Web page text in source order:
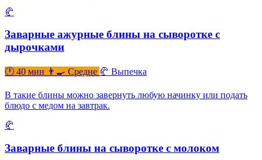
🥐
Заварные ажурные блины на сыворотке с
дырочками
🕐 40 мин 👨‍🍳 Средне 🥐 Выпечка
В такие блины можно завернуть любую начинку или подать
блюдо с медом на завтрак.
🥐
Заварные блины на сыворотке с молоком